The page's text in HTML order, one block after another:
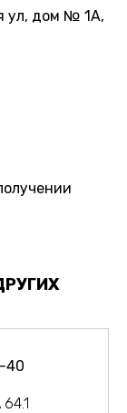
ул, дом № 1А,
40